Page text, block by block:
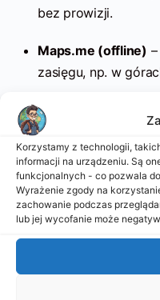
Korzystamy z technologii,
informacji na urządzeniu. Są
funkcjonalnych - co pozwala
Wyrażenie zgody na
zachowanie podczas
lub jej wycofanie może
bez prowizji.
Maps.me (offline)
zasięgu, np. w
Peru
Transport:
Busbud / RedBus